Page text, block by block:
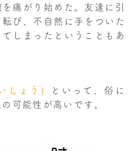
痛がり始めた。友達に引
び、不自然に手をついた
しまったということもあ
しょう）
といって、俗に
可能性が高いです。